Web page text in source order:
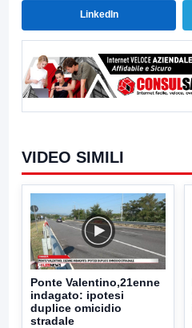
LinkedIn
VIDEO SIMILI
Ponte Valentino,21enne
indagato: ipotesi
duplice omicidio
stradale